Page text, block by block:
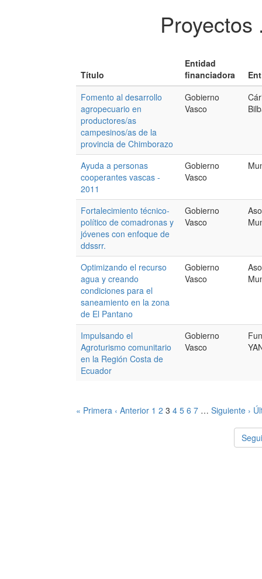
Título
Entidad
financiadora
Fomento al desarrollo
agropecuario en
productores/as
campesinos/as de la
provincia de Chimborazo
Gobierno
Vasco
Ayuda a personas
cooperantes vascas -
2011
Gobierno
Vasco
Fortalecimiento técnico-
político de comadronas y
jóvenes con enfoque de
ddssrr.
Gobierno
Vasco
Optimizando el recurso
agua y creando
condiciones para el
saneamiento en la zona
de El Pantano
Gobierno
Vasco
Impulsando el
Agroturismo comunitario
en la Región Costa de
Ecuador
Gobierno
Vasco
« Primera ‹ Anterior 1 2 3 4 5 6 7 … Siguiente ›